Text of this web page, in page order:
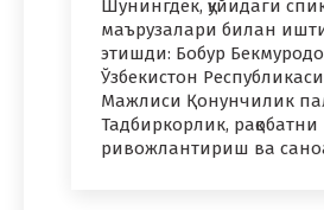
Шунингдек, қуйидаги
маърузалари билан
этишди: Бобур
Ўзбекистон
Мажлиси Қонунчилик
Тадбиркорлик, рақобатни
ривожлантириш ва